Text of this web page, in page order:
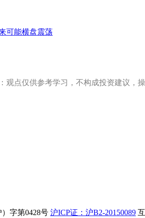
可能横盘震荡
观点仅供参考学习，不构成投资建议，操
字第0428号 沪ICP证：沪B2-20150089